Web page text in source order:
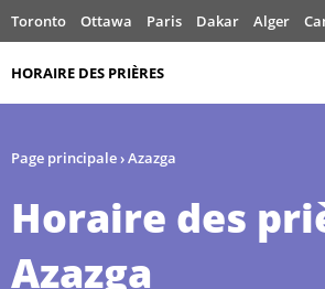
Toronto Ottawa Paris Dakar Alger
HORAIRE DES PRIÈRES
Page principale›Azazga
Horaire des
Azazga